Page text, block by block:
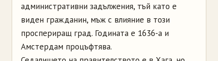
административни задължения, тъй като е
виден гражданин, мъж с влияние в този
проспериращ град. Годината е 1636-а и
Амстердам процъфтява.